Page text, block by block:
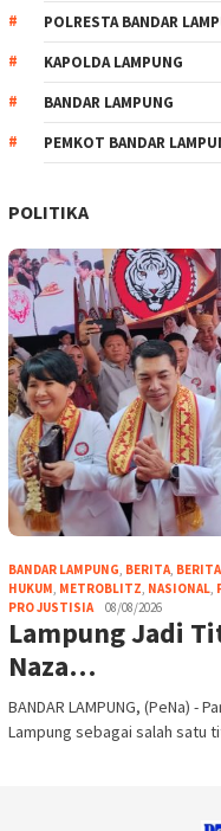
POLRESTA BANDAR
KAPOLDA LAMPUNG
BANDAR LAMPUNG
PEMKOT BANDAR
POLITIKA
BANDAR LAMPUNG, BERITA,
HUKUM, METROBLITZ, NASIONAL,
PRO JUSTISIA
08/08/2026
Lampung Jadi
Naza…
BANDAR LAMPUNG, (PeNa) -
Lampung sebagai salah